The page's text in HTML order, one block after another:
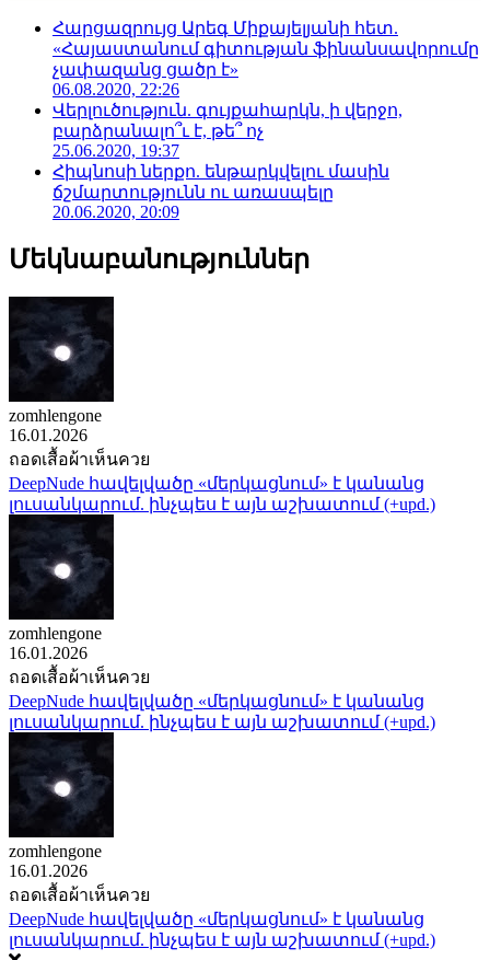
Հարցազրույց Արեգ Միքայելյանի հետ.
«Հայաստանում գիտության ֆինանսավորումը
չափազանց ցածր է»
06.08.2020, 22:26
Վերլուծություն. գույքահարկն, ի վերջո,
բարձրանալո՞ւ է, թե՞ ոչ
25.06.2020, 19:37
Հիպնոսի ներքո. ենթարկվելու մասին
ճշմարտությունն ու առասպելը
20.06.2020, 20:09
Մեկնաբանություններ
zomhlengone
16.01.2026
ถอดเสื้อผ้าเห็นควย
DeepNude հավելվածը «մերկացնում» է կանանց
լուսանկարում. ինչպես է այն աշխատում (+upd.)
zomhlengone
16.01.2026
ถอดเสื้อผ้าเห็นควย
DeepNude հավելվածը «մերկացնում» է կանանց
լուսանկարում. ինչպես է այն աշխատում (+upd.)
zomhlengone
16.01.2026
ถอดเสื้อผ้าเห็นควย
DeepNude հավելվածը «մերկացնում» է կանանց
լուսանկարում. ինչպես է այն աշխատում (+upd.)